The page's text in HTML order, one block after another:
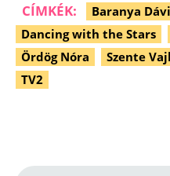
CÍMKÉK:
Baranya
Dancing with the Stars
Ördög Nóra
Szente
TV2